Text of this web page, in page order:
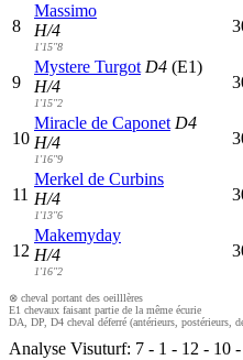
8
Massimo
H/4
1'15"8
9
Mystere Turgot D4 (E1)
H/4
1'15"2
10
Miracle de Caponet D4
H/4
1'16"9
11
Merkel de Curbins
H/4
1'13"6
12
Makemyday
H/4
1'16"2
⊗ cheval portant des oeilllères
E1 chevaux faisant partie de la même écurie
DA, DP, D4 cheval déferré (antérieurs, postérieurs,
Analyse Visuturf: 7 - 1 - 12 - 10 -